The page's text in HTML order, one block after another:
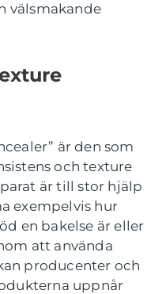
välsmakande
är den som
och texture
är till stor hjälp
exempelvis hur
en bakelse är eller
att använda
producenter och
uppnår